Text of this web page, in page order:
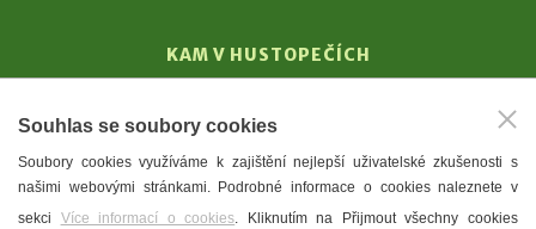
KAM V HUSTOPEČÍCH
T. G. Masaryk
Mandloně
Ubytování
Souhlas se soubory cookies
Soubory cookies využíváme k zajištění nejlepší uživatelské zkušenosti s
našimi webovými stránkami. Podrobné informace o cookies naleznete v
sekci Více informací o cookies. Kliknutím na Přijmout všechny cookies